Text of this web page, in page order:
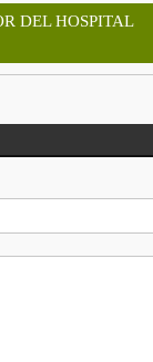
DEL HOSPITAL